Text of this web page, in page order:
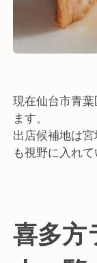
現在仙台市青
ます。
出店候補地は
も視野に入れて
方、立上げの
で、店長研修
の入社後に学
ます。
喜多方